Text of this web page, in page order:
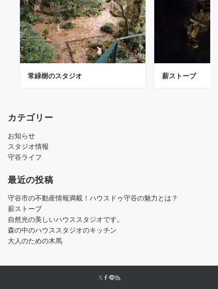
常緑樹のスタジオ 薪ストーブ
カテゴリー
お知らせ
スタジオ情報
守谷ライフ
最近の投稿
守谷市の不動産情報満載！ハウスドゥ守谷の魅力とは？
薪ストーブ
自然光の美しいハウススタジオです。
森の中のハウススタジオのキッチン
大人のための木馬